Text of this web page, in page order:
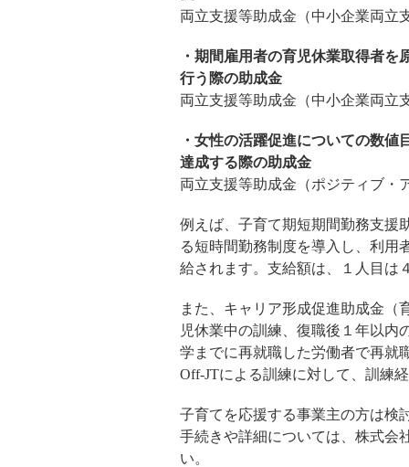
両立支援等助成金（中小企業両立
・期間雇用者の育児休業取得者
行う際の助成金
両立支援等助成金（中小企業両立
・女性の活躍促進についての数
達成する際の助成金
両立支援等助成金（ポジティブ・
例えば、子育て期短期間勤務支援
る短時間勤務制度を導入し、利用
給されます。支給額は、１人目は
また、キャリア形成促進助成金（
児休業中の訓練、復職後１年以内
学までに再就職した労働者で再就
Off-JTによる訓練に対して、訓練
子育てを応援する事業主の方は検
手続きや詳細については、株式会
い。